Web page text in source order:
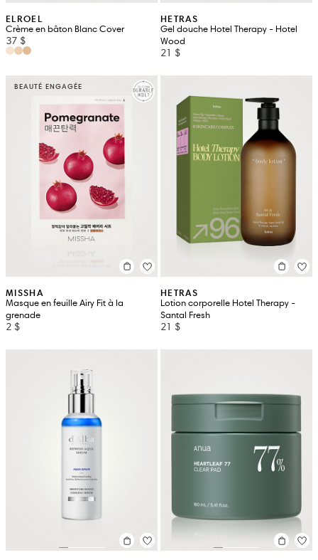
ELROEL
Crème en bâton Blanc Cover
37 $
HETRAS
Gel douche Hotel Therapy - Hotel
Wood
21 $
BEAUTÉ ENGAGÉE
MISSHA
Masque en feuille Airy Fit à la
grenade
2 $
HETRAS
Lotion corporelle Hotel Therapy -
Santal Fresh
21 $